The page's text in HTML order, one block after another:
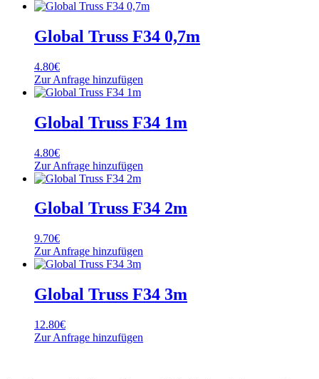
Global Truss F34 0,7m
4.80€
Zur Anfrage hinzufügen
Global Truss F34 1m
4.80€
Zur Anfrage hinzufügen
Global Truss F34 2m
9.70€
Zur Anfrage hinzufügen
Global Truss F34 3m
12.80€
Zur Anfrage hinzufügen